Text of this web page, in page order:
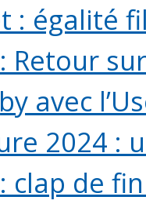
: égalité
Retour
avec
2024 :
clap de